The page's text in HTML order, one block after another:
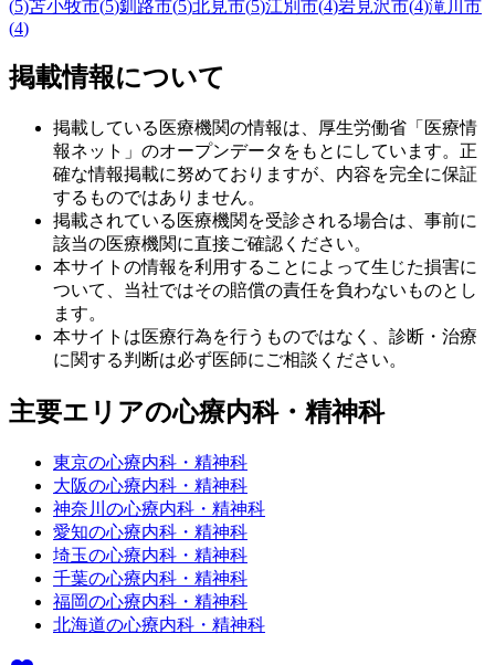
(5)苫小牧市(5)釧路市(5)北見市(5)江別市(4)岩見沢市(4)滝川市
(4)
掲載情報について
掲載している医療機関の情報は、厚生労働省「医療情
報ネット」のオープンデータをもとにしています。正
確な情報掲載に努めておりますが、内容を完全に保証
するものではありません。
掲載されている医療機関を受診される場合は、事前に
該当の医療機関に直接ご確認ください。
本サイトの情報を利用することによって生じた損害に
ついて、当社ではその賠償の責任を負わないものとし
ます。
本サイトは医療行為を行うものではなく、診断・治療
に関する判断は必ず医師にご相談ください。
主要エリアの心療内科・精神科
東京の心療内科・精神科
大阪の心療内科・精神科
神奈川の心療内科・精神科
愛知の心療内科・精神科
埼玉の心療内科・精神科
千葉の心療内科・精神科
福岡の心療内科・精神科
北海道の心療内科・精神科